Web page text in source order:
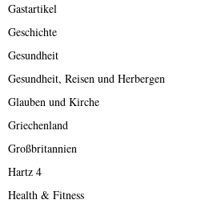
Gastartikel
Geschichte
Gesundheit
Gesundheit, Reisen und Herbergen
Glauben und Kirche
Griechenland
Großbritannien
Hartz 4
Health & Fitness